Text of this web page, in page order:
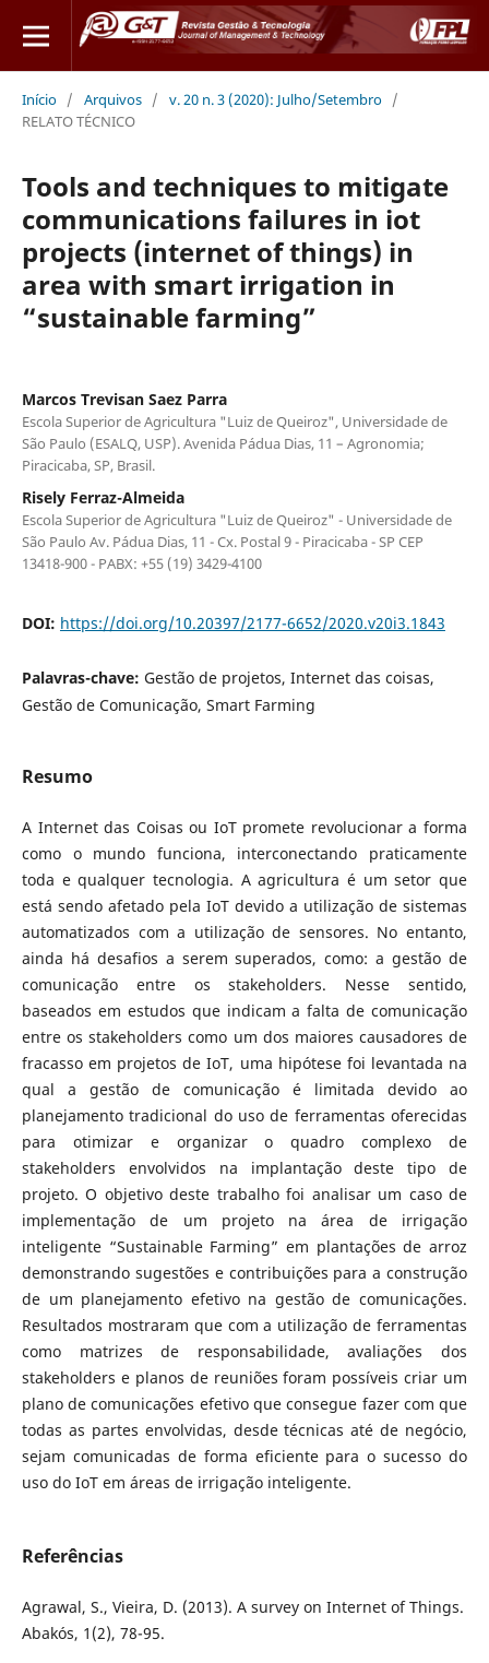
Início / Arquivos / v. 20 n. 3 (2020): Julho/Setembro /
RELATO TÉCNICO
Tools and techniques to mitigate
communications failures in iot
projects (internet of things) in
area with smart irrigation in
“sustainable farming”
Marcos Trevisan Saez Parra
Escola Superior de Agricultura "Luiz de Queiroz", Universidade de
São Paulo (ESALQ, USP). Avenida Pádua Dias, 11 – Agronomia;
Piracicaba, SP, Brasil.
Risely Ferraz-Almeida
Escola Superior de Agricultura "Luiz de Queiroz" - Universidade de
São Paulo Av. Pádua Dias, 11 - Cx. Postal 9 - Piracicaba - SP CEP
13418-900 - PABX: +55 (19) 3429-4100
DOI: https://doi.org/10.20397/2177-6652/2020.v20i3.1843
Palavras-chave: Gestão de projetos, Internet das coisas,
Gestão de Comunicação, Smart Farming
Resumo
A Internet das Coisas ou IoT promete revolucionar a forma
como o mundo funciona, interconectando praticamente
toda e qualquer tecnologia. A agricultura é um setor que
está sendo afetado pela IoT devido a utilização de sistemas
automatizados com a utilização de sensores. No entanto,
ainda há desafios a serem superados, como: a gestão de
comunicação entre os stakeholders. Nesse sentido,
baseados em estudos que indicam a falta de comunicação
entre os stakeholders como um dos maiores causadores de
fracasso em projetos de IoT, uma hipótese foi levantada na
qual a gestão de comunicação é limitada devido ao
planejamento tradicional do uso de ferramentas oferecidas
para otimizar e organizar o quadro complexo de
stakeholders envolvidos na implantação deste tipo de
projeto. O objetivo deste trabalho foi analisar um caso de
implementação de um projeto na área de irrigação
inteligente “Sustainable Farming” em plantações de arroz
demonstrando sugestões e contribuições para a construção
de um planejamento efetivo na gestão de comunicações.
Resultados mostraram que com a utilização de ferramentas
como matrizes de responsabilidade, avaliações dos
stakeholders e planos de reuniões foram possíveis criar um
plano de comunicações efetivo que consegue fazer com que
todas as partes envolvidas, desde técnicas até de negócio,
sejam comunicadas de forma eficiente para o sucesso do
uso do IoT em áreas de irrigação inteligente.
Referências
Agrawal, S., Vieira, D. (2013). A survey on Internet of Things.
Abakós, 1(2), 78-95.